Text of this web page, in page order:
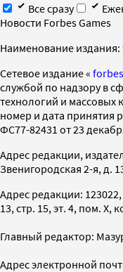
Все сразу
Новости Forbes Games
Наименование издания:
Cетевое издание «
службой по надзору в
технологий и
номер и дата принятия
ФС77-82431 от 23
Адрес редакции,
Звенигородская 2-я, д.
Адрес редакции:
13, стр. 15, эт. 4, пом. X,
Главный редактор:
Адрес электронной